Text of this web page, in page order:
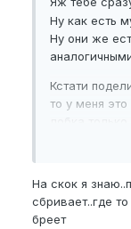
Ну как есть
Ну они же
Кстати
то у меня
опаску в
На скок я
сбривает..где
бреет